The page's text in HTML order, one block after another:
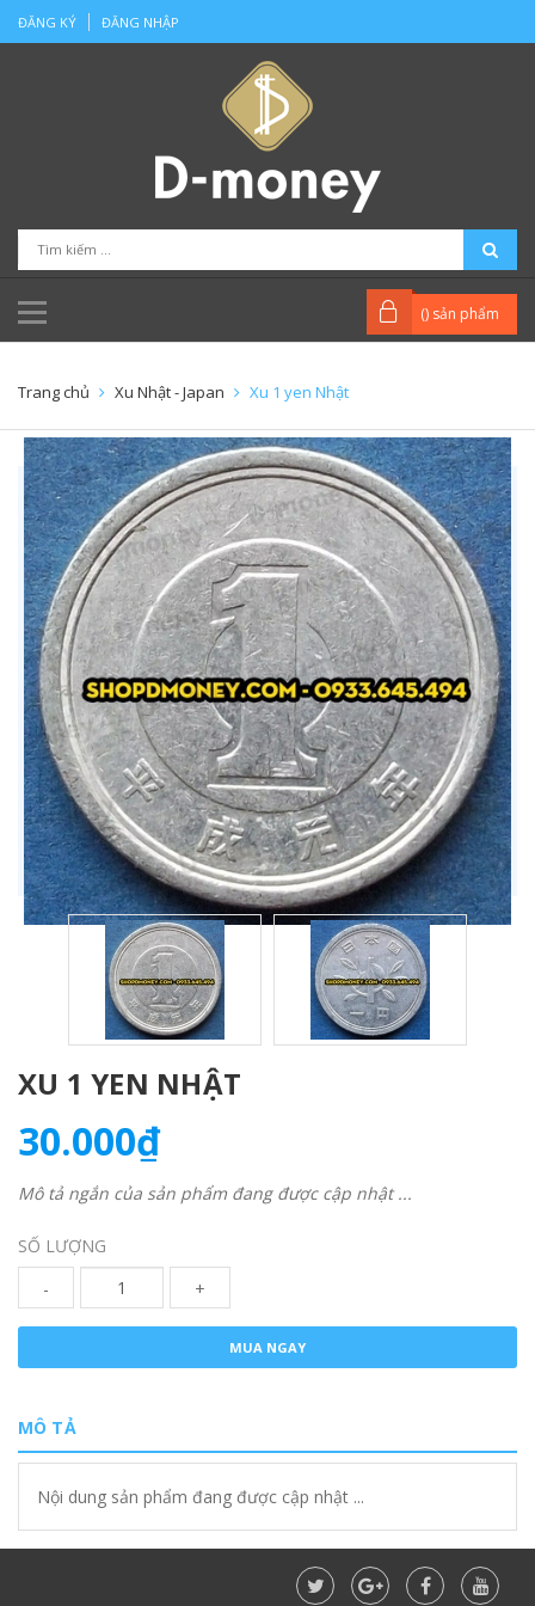
ĐĂNG KÝ ĐĂNG NHẬP
() sản phẩm
Trang chủ Xu Nhật - Japan Xu 1 yen Nhật
XU 1 YEN NHẬT
30.000₫
Mô tả ngắn của sản phẩm đang được cập nhật ...
SỐ LƯỢNG
-
+
MUA NGAY
MÔ TẢ
Nội dung sản phẩm đang được cập nhật ...